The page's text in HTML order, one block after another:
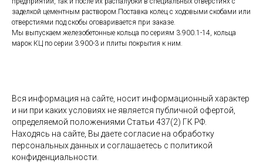
заделкой цементным раствором.Поставка колец с ходовыми скобами или
отверстиями под скобы оговаривается при заказе.
Мы выпускаем железобетонные кольца по сериям 3.900.1-14, кольца
марок КЦ по серии 3.900-3 и плиты покрытия к ним.
Вся информация на сайте, носит информационный характер
и ни при каких условиях не является публичной офертой,
определяемой положениями Статьи 437(2) ГК РФ.
Находясь на сайте, Вы даете согласие на обработку
персональных данных и соглашаетесь c политикой
конфиденциальности.